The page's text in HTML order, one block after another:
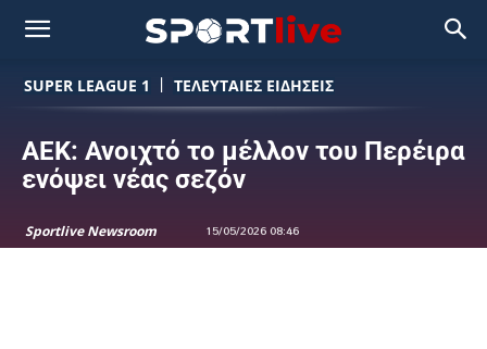
SUPER LEAGUE 1 ΤΕΛΕΥΤΑΙΕΣ ΕΙΔΗΣΕΙΣ
ΑΕΚ: Ανοιχτό το μέλλον του Περέιρα
ενόψει νέας σεζόν
Sportlive Newsroom 15/05/2026 08:46